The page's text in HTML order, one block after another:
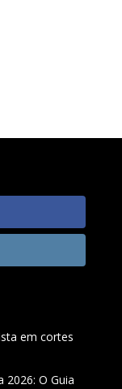
em cortes
2026: O Guia